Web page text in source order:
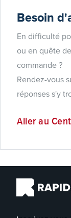
Besoin
En difficulté
ou en quête
commande ?
Rendez-vous
réponses s'y
Aller au